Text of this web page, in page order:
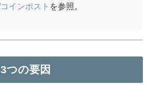
インポスト を参照。
つの要因